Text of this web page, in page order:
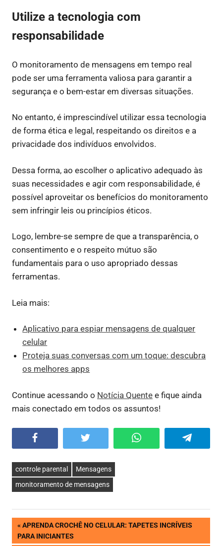
Utilize a tecnologia com
responsabilidade
O monitoramento de mensagens em tempo real
pode ser uma ferramenta valiosa para garantir a
segurança e o bem-estar em diversas situações.
No entanto, é imprescindível utilizar essa tecnologia
de forma ética e legal, respeitando os direitos e a
privacidade dos indivíduos envolvidos.
Dessa forma, ao escolher o aplicativo adequado às
suas necessidades e agir com responsabilidade, é
possível aproveitar os benefícios do monitoramento
sem infringir leis ou princípios éticos.
Logo, lembre-se sempre de que a transparência, o
consentimento e o respeito mútuo são
fundamentais para o uso apropriado dessas
ferramentas.
Leia mais:
Aplicativo para espiar mensagens de qualquer
celular
Proteja suas conversas com um toque: descubra
os melhores apps
Continue acessando o Notícia Quente e fique ainda
mais conectado em todos os assuntos!
Twitter WhatsApp Telegram
controle parental
Mensagens
monitoramento de mensagens
Navegação
PREVIOUS
POST:
APRENDA CROCHÊ NO CELULAR: TAPETES INCRÍVEIS
PARA INICIANTES